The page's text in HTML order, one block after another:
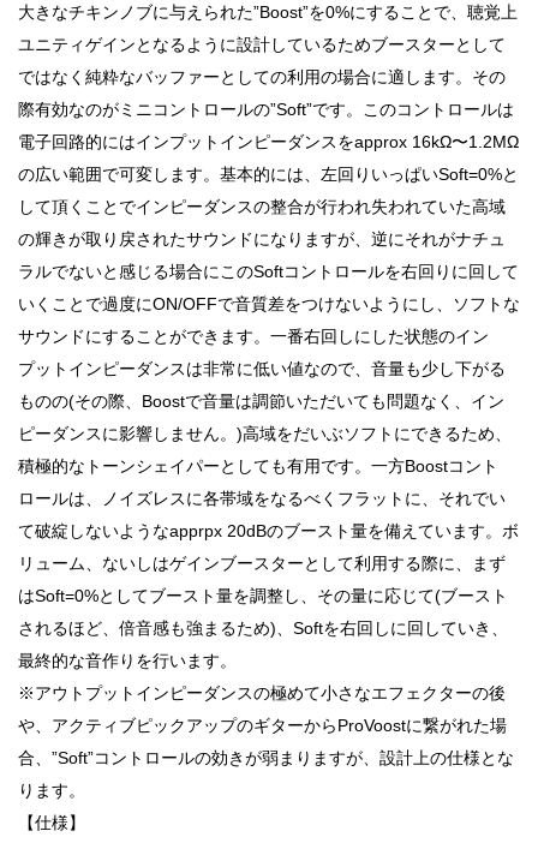
大きなチキンノブに与えられた”Boost”を0%にすることで、聴覚上
ユニティゲインとなるように設計しているためブースターとして
ではなく純粋なバッファーとしての利用の場合に適します。その
際有効なのがミニコントロールの”Soft”です。このコントロールは
電子回路的にはインプットインピーダンスをapprox 16kΩ〜1.2MΩ
の広い範囲で可変します。基本的には、左回りいっぱいSoft=0%と
して頂くことでインピーダンスの整合が行われ失われていた高域
の輝きが取り戻されたサウンドになりますが、逆にそれがナチュ
ラルでないと感じる場合にこのSoftコントロールを右回りに回して
いくことで過度にON/OFFで音質差をつけないようにし、ソフトな
サウンドにすることができます。一番右回しにした状態のイン
プットインピーダンスは非常に低い値なので、音量も少し下がる
ものの(その際、Boostで音量は調節いただいても問題なく、イン
ピーダンスに影響しません。)高域をだいぶソフトにできるため、
積極的なトーンシェイパーとしても有用です。一方Boostコント
ロールは、ノイズレスに各帯域をなるべくフラットに、それでい
て破綻しないようなapprpx 20dBのブースト量を備えています。ボ
リューム、ないしはゲインブースターとして利用する際に、まず
はSoft=0%としてブースト量を調整し、その量に応じて(ブースト
されるほど、倍音感も強まるため)、Softを右回しに回していき、
最終的な音作りを行います。
※アウトプットインピーダンスの極めて小さなエフェクターの後
や、アクティブピックアップのギターからProVoostに繋がれた場
合、”Soft”コントロールの効きが弱まりますが、設計上の仕様とな
ります。
【仕様】